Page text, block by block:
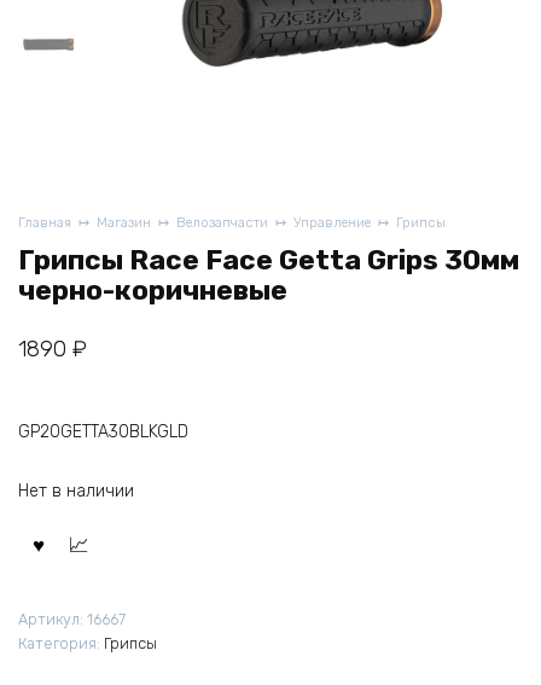
Главная Магазин Велозапчасти Управление Грипсы
Грипсы Race Face Getta Grips 30мм
черно-коричневые
1890 ₽
GP20GETTA30BLKGLD
Нет в наличии
Артикул: 16667
Категория: Грипсы